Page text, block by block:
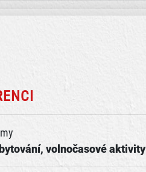
volnočasové aktivity